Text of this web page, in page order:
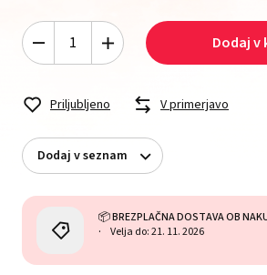
Dodaj v
Priljubljeno V primerjavo
Dodaj v seznam
📦 BREZPLAČNA DOSTAVA OB
Velja do: 21. 11. 2026